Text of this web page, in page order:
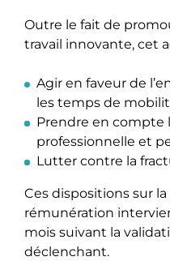
Outre le fait de
travail innovante, cet
Agir en faveur de
les temps de
Prendre en compte
professionnelle et
Lutter contre la
Ces dispositions sur
rémunération
mois suivant la
déclenchant.